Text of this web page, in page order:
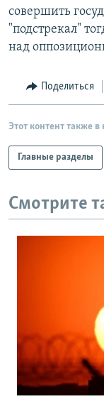
совершить
"подстрекал"
над
Поделиться
Этот контент также в
Главные разделы
Смотрите